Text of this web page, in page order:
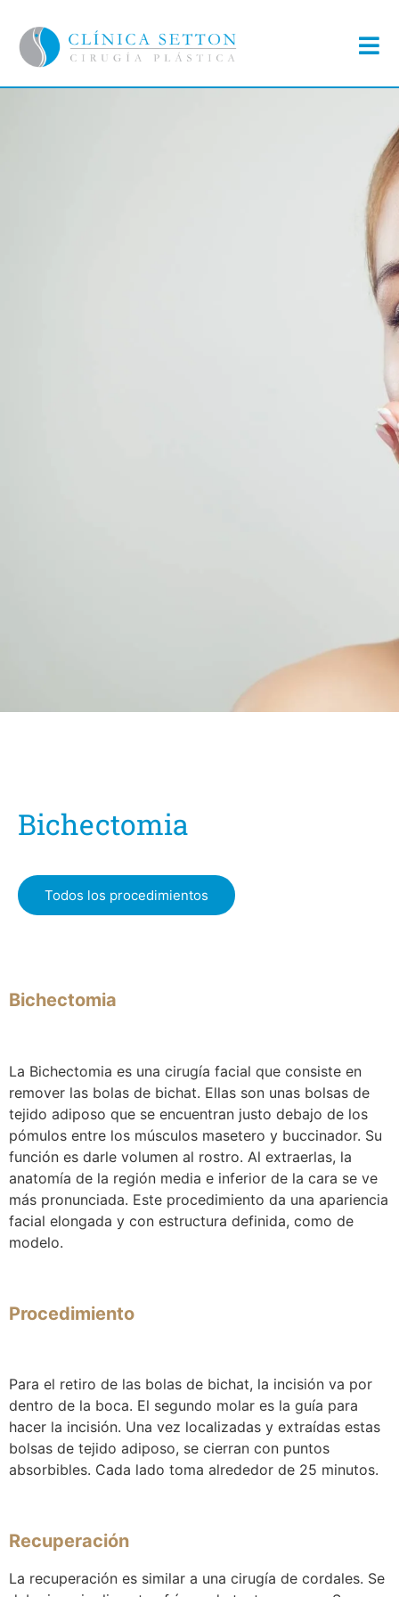
Bichectomia
Todos los procedimientos
Bichectomia
La Bichectomia es una cirugía facial que consiste en
remover las bolas de bichat. Ellas son unas bolsas de
tejido adiposo que se encuentran justo debajo de los
pómulos entre los músculos masetero y buccinador. Su
función es darle volumen al rostro. Al extraerlas, la
anatomía de la región media e inferior de la cara se ve
más pronunciada. Este procedimiento da una apariencia
facial elongada y con estructura definida, como de
modelo.
Procedimiento
Para el retiro de las bolas de bichat, la incisión va por
dentro de la boca. El segundo molar es la guía para
hacer la incisión. Una vez localizadas y extraídas estas
bolsas de tejido adiposo, se cierran con puntos
absorbibles. Cada lado toma alrededor de 25 minutos.
Recuperación
La recuperación es similar a una cirugía de cordales. Se